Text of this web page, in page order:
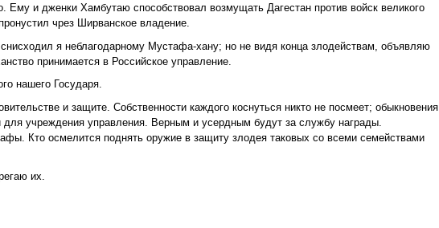
Ему и дженки Хамбутаю способствовал возмущать Дагестан против войск великого
чрез Ширванское владение.
я неблагодарному Мустафа-хану; но не видя конца злодействам, объявляю
принимается в Российское управление.
нашего Государя.
и защите. Собственности каждого коснуться никто не посмеет; обыкновения
учреждения управления. Верным и усердным будут за службу награды.
Кто осмелится поднять оружие в защиту злодея таковых со всеми семействами
их.